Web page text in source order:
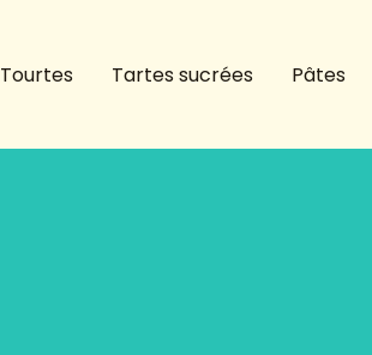
Tourtes Tartes sucrées Pâtes